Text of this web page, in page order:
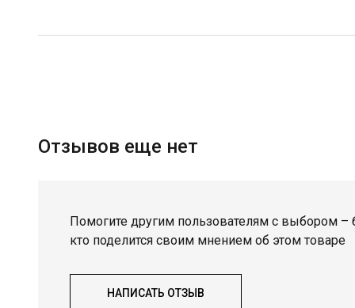
Отзывов еще нет
Помогите другим пользователям с выбором –
кто поделится своим мнением об этом товаре
НАПИСАТЬ ОТЗЫВ